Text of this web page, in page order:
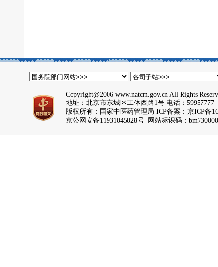
Copyright@2006 www.natcm.gov.cn All Rights
地址：北京市东城区工体西路1号 电话：59957777
版权所有：国家中医药管理局 ICP备案： 京ICP备
京公网安备11931045028号 网站标识码：